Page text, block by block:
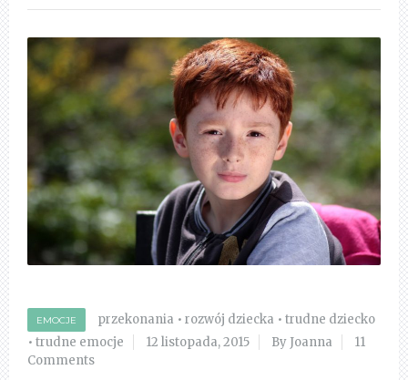
EMOCJE przekonania • rozwój dziecka • trudne dziecko
• trudne emocje 12 listopada, 2015 By Joanna
11
Comments